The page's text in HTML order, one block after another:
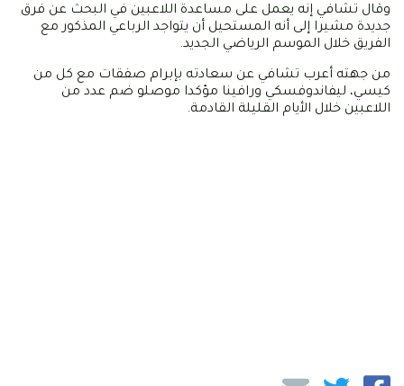
وقال تشافي إنه يعمل على مساعدة اللاعبين في البحث عن فرق
جديدة مشيرا إلى أنه المستحيل أن يتواجد الرباعي المذكور مع
الفريق خلال الموسم الرياضي الجديد.
من جهته أعرب تشافي عن سعادته بإبرام صفقات مع كل من
كيسي، ليفاندوفسكي ورافينا مؤكدا موصلو ضم عدد من
اللاعبين خلال الأيام القليلة القادمة.